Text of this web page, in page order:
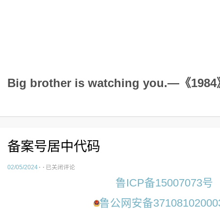
Big brother is watching you.—《1984
备案号居中代码
02/05/2024 · · 备
已关闭评论
鲁ICP备15007073号
鲁公网安备